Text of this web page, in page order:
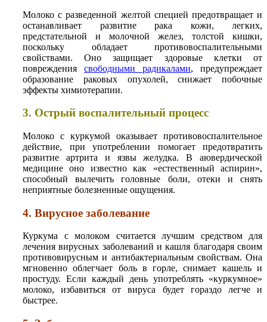
Молоко с разведенной желтой специей предотвращает и
останавливает развитие рака кожи, легких,
предстательной и молочной желез, толстой кишки,
поскольку обладает противовоспалительными
свойствами. Оно защищает здоровые клетки от
повреждения свободными радикалами, предупреждает
образование раковых опухолей, снижает побочные
эффекты химиотерапии.
3. Острый воспалительный процесс
Молоко с куркумой оказывает противовоспалительное
действие, при употреблении помогает предотвратить
развитие артрита и язвы желудка. В аювердической
медицине оно известно как «естественный аспирин»,
способный вылечить головные боли, отеки и снять
неприятные болезненные ощущения.
4. Вирусное заболевание
Куркума с молоком считается лучшим средством для
лечения вирусных заболеваний и кашля благодаря своим
противовирусным и антибактериальным свойствам. Она
мгновенно облегчает боль в горле, снимает кашель и
простуду. Если каждый день употреблять «куркумное»
молоко, избавиться от вируса будет гораздо легче и
быстрее.